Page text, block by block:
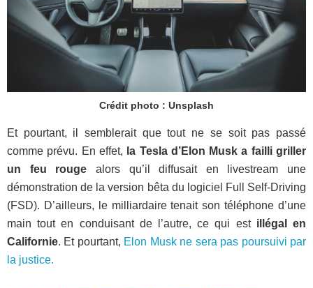
Crédit photo : Unsplash
Et pourtant, il semblerait que tout ne se soit pas passé
comme prévu. En effet, la Tesla d’Elon Musk a failli griller
un feu rouge alors qu’il diffusait en livestream une
démonstration de la version bêta du logiciel Full Self-Driving
(FSD). D’ailleurs, le milliardaire tenait son téléphone d’une
main tout en conduisant de l’autre, ce qui estillégal en
Californie. Et pourtant, Elon Musk ne sera pas poursuivi par
la justice.